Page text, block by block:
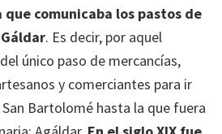
comunicaba los pastos de
. Es decir, por aquel
único paso de mercancías,
y comerciantes para ir
Bartolomé hasta la que fuera